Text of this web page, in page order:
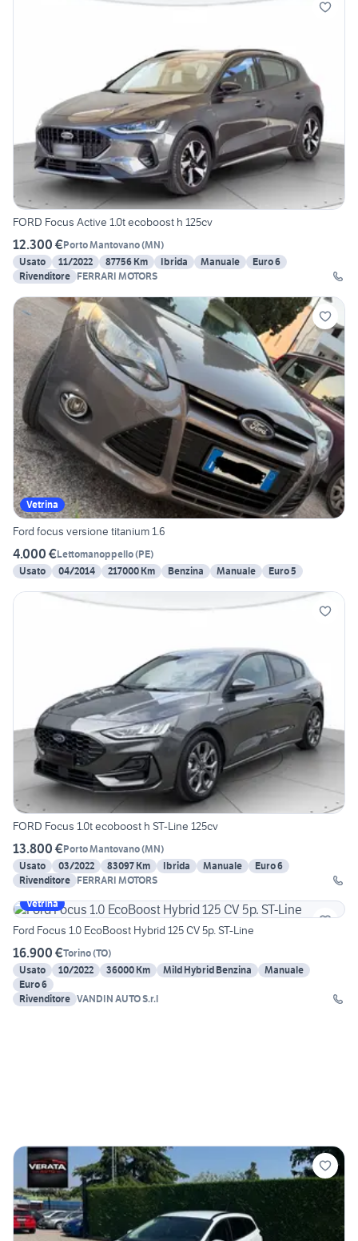
FORD Focus Active 1.0t ecoboost h 125cv
12.300 €Porto Mantovano(MN)
Usato
11/2022 87756 Km Ibrida Manuale
Euro 6
Rivenditore FERRARI MOTORS
Vetrina
Ford focus versione titanium 1.6
4.000 €Lettomanoppello(PE)
Usato
04/2014 217000 Km Benzina Manuale Euro 5
FORD Focus 1.0t ecoboost h ST-Line 125cv
13.800 €Porto Mantovano(MN)
Usato
03/2022 83097 Km Ibrida Manuale
Euro 6
Rivenditore FERRARI MOTORS
Vetrina
Ford Focus 1.0 EcoBoost Hybrid 125 CV 5p. ST-Line
16.900 €Torino(TO)
Usato
10/2022 36000 Km Mild Hybrid Benzina
Manuale
Euro 6
Rivenditore VANDIN AUTO S.r.l